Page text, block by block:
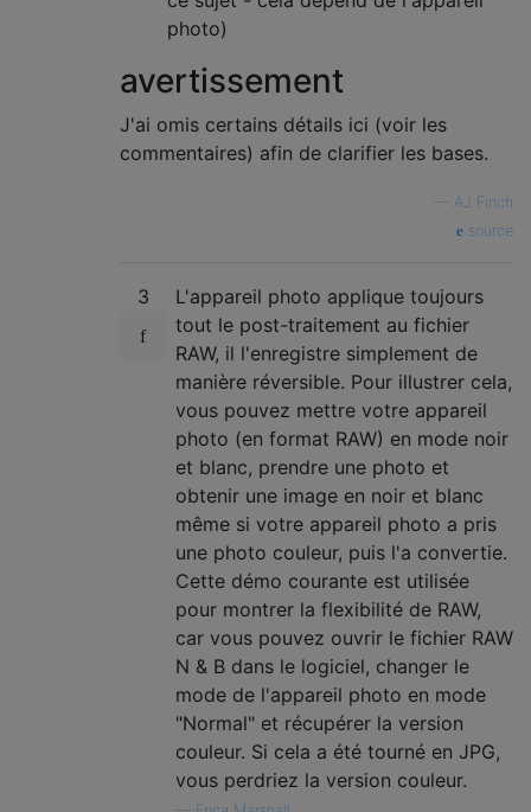
photo)
avertissement
J'ai omis certains détails ici (voir les
commentaires) afin de clarifier les bases.
AJ Finch
source
3
L'appareil photo applique toujours
tout le post-traitement au fichier
RAW, il l'enregistre simplement de
manière réversible. Pour illustrer cela,
vous pouvez mettre votre appareil
photo (en format RAW) en mode noir
et blanc, prendre une photo et
obtenir une image en noir et blanc
même si votre appareil photo a pris
une photo couleur, puis l'a convertie.
Cette démo courante est utilisée
pour montrer la flexibilité de RAW,
car vous pouvez ouvrir le fichier RAW
N & B dans le logiciel, changer le
mode de l'appareil photo en mode
"Normal" et récupérer la version
couleur. Si cela a été tourné en JPG,
vous perdriez la version couleur.